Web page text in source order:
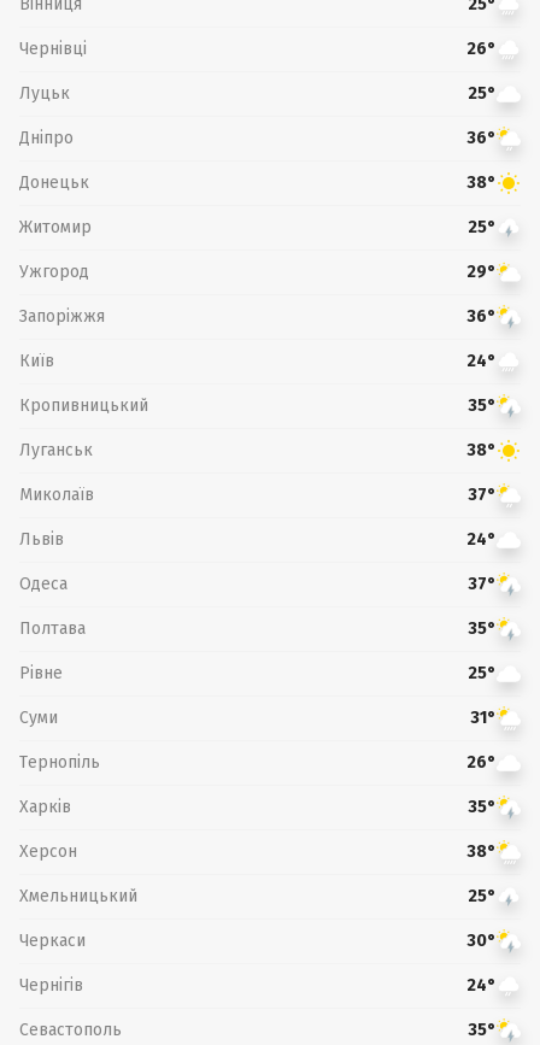
25°
Чернівці 26°
Луцьк 25°
Дніпро 36°
Донецьк 38°
Житомир 25°
Ужгород 29°
Запоріжжя 36°
Київ 24°
Кропивницький 35°
Луганськ 38°
Миколаїв 37°
Львів 24°
Одеса 37°
Полтава 35°
Рівне 25°
Суми 31°
Тернопіль 26°
Харків 35°
Херсон 38°
Хмельницький 25°
Черкаси 30°
Чернігів 24°
Севастополь 35°